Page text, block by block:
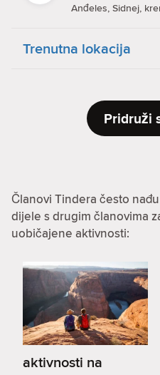
Anđeles, Sidnej,
Trenutna lokacija
Pridruži
Članovi Tindera često
dijele s drugim članovima
uobičajene aktivnosti:
aktivnosti na